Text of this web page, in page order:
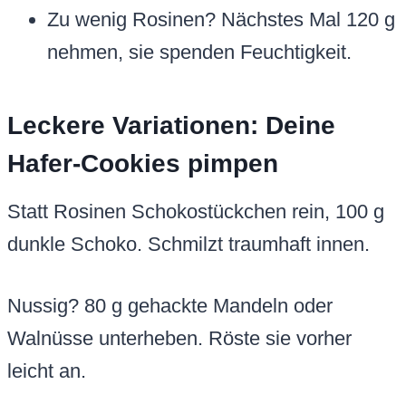
Zu wenig Rosinen? Nächstes Mal 120 g
nehmen, sie spenden Feuchtigkeit.
Leckere Variationen: Deine
Hafer-Cookies pimpen
Statt Rosinen Schokostückchen rein, 100 g
dunkle Schoko. Schmilzt traumhaft innen.
Nussig? 80 g gehackte Mandeln oder
Walnüsse unterheben. Röste sie vorher
leicht an.